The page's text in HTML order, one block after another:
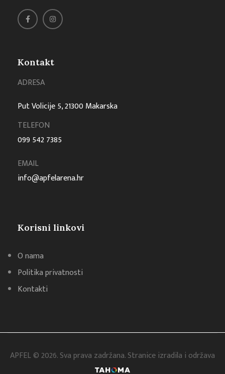
Kontakt
ADRESA
Put Volicije 5, 21300 Makarska
TELEFON
099 542 7385
EMAIL
info@apfelarena.hr
Korisni linkovi
O nama
Politika privatnosti
Kontakti
APFEL © 2026. Sva prava zadržana. Stranice izradila i održava